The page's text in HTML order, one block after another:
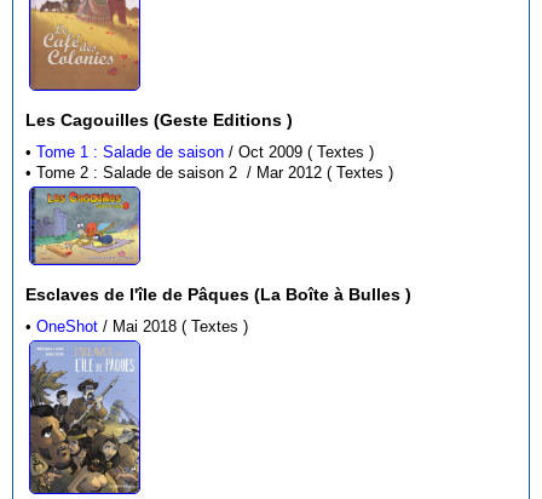
Les Cagouilles (Geste Editions )
•Tome 1 : Salade de saison
/ Oct 2009 ( Textes )
• Tome 2 : Salade de saison 2 / Mar 2012 ( Textes )
Esclaves de l'île de Pâques (La Boîte à Bulles )
•OneShot / Mai 2018 ( Textes )